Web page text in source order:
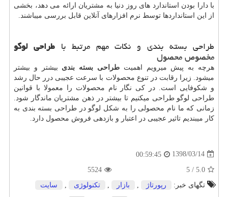
با دارا بودن استاندارد های روز دنیا به مشتریان ارائه می دهد، بخشی
از این استانداردها توسط نرم افزارهای آنلاین قابل بررسی میباشند.
طراحی بسته بندی و نکات مهم مرتبط باطراحی لوگو
مخصوص محصول
هرچه به پیش میرویم اهمیت طراحی بسته بندی بیشتر و بیشتر
میشود. زیرا رقابت در تنوع محصولات با سرعت عجیبی درر حال رشد
و شکوفایی است. در کی نگار نام محصولات را معمولا با قوانین
طراحی لوگو طراحی میکنیم تا بیشتر در ذهن مشتریان ماندگار شود.
زمانی که ما نام محصولی را به شکل لوگو در طراحی بسته بندی به
کار میبندیم تاثیر عجیبی در اعتبار و بازدهی فروش محصول دارد.
1398/03/14
00:59:45
5.0
/
5
5524
تگهای خبر:
رپورتاژ بازار تكنولوژی سایت